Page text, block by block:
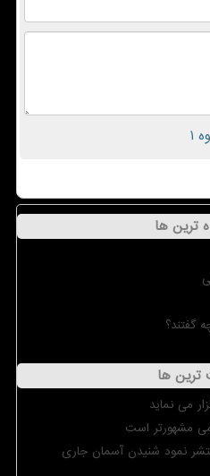
ترین ها
گفتند؟
ترین ها
می نماید
مشهورتر است
نمود شنیدن آسمان جاری